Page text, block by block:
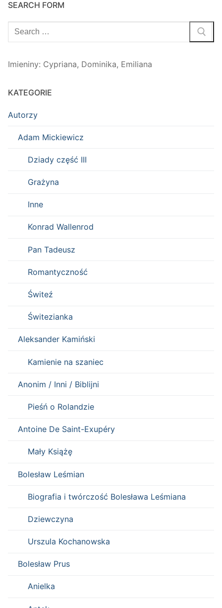
SEARCH FORM
Szukaj:
Imieniny: Cypriana, Dominika, Emiliana
KATEGORIE
Autorzy
Adam Mickiewicz
Dziady część III
Grażyna
Inne
Konrad Wallenrod
Pan Tadeusz
Romantyczność
Świteź
Świtezianka
Aleksander Kamiński
Kamienie na szaniec
Anonim / Inni / Biblijni
Pieśń o Rolandzie
Antoine De Saint-Exupéry
Mały Książę
Bolesław Leśmian
Biografia i twórczość Bolesława Leśmiana
Dziewczyna
Urszula Kochanowska
Bolesław Prus
Anielka